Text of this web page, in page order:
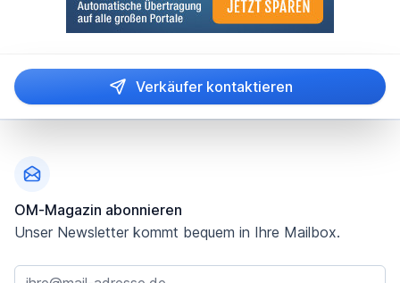
Verkäufer kontaktieren
OM-Magazin abonnieren
Unser Newsletter kommt bequem in Ihre Mailbox.